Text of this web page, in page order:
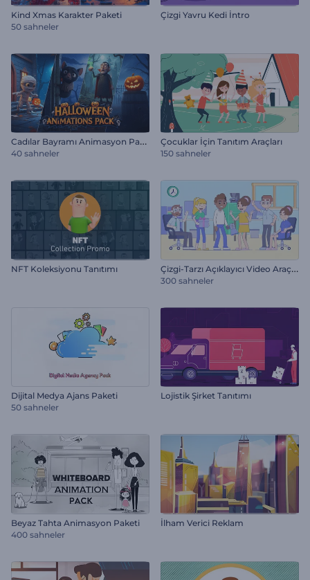
Kind Xmas Karakter Paketi
50 sahneler
Çizgi Yavru Kedi İntro
C
adılar Bayramı Animasyon Paketi
40 sahneler
Çocuklar İçin Tanıtım Araçları
150 sahneler
NFT Koleksiyonu Tanıtımı Ç
izgi-Tarzı Açıklayıcı Video Araçları
300 sahneler
Dijital Medya Ajans Paketi
50 sahneler
Lojistik Şirket Tanıtımı
Beyaz Tahta Animasyon Paketi
400 sahneler
İlham Verici Reklam